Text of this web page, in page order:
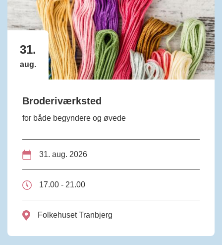
31.
aug.
Broderiværksted
for både begyndere og øvede
31. aug. 2026
17.00 - 21.00
Folkehuset Tranbjerg